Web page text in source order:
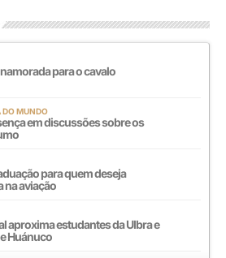
para o cavalo
DO MUNDO
em discussões sobre os
para quem deseja
na aviação
aproxima estudantes da Ulbra e
Huánuco